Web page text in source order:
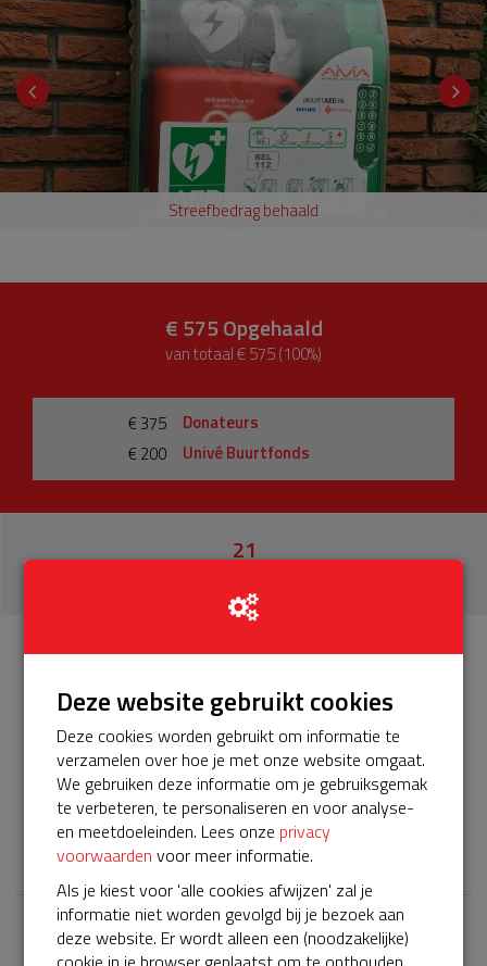
Streefbedrag behaald
€ 575Opgehaald
van totaal € 575 (100%)
€ 375
Donateurs
€ 200
Univé Buurtfonds
21
Het servicepakket van onze BuurtAED verloopt bijna en
moet worden verlengd, zodat onze AED gebruiksklaar
blijft. Help je mee? Doneer voor ons servicepakket!
𝕏
Laatste donaties
Deze website gebruikt cookies
Deze cookies worden gebruikt om informatie te
verzamelen over hoe je met onze website omgaat.
We gebruiken deze informatie om je gebruiksgemak
te verbeteren, te personaliseren en voor analyse-
en meetdoeleinden. Lees onze privacy
voorwaarden voor meer informatie.
Als je kiest voor 'alle cookies afwijzen' zal je
informatie niet worden gevolgd bij je bezoek aan
deze website. Er wordt alleen een (noodzakelijke)